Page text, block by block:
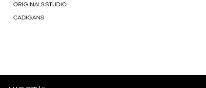
ORIGINALS STUDIO
CADIGANS